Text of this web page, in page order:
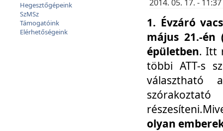
Hegesztőgépeink
SzMSz
Támogatóink
Elérhetőségeink
2014. 05. 17. -
1. Évzáró
május 21.-én
épületben. Itt
többi ATT-s
választható
olyan